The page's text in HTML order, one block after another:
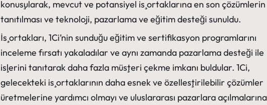
konuşularak, mevcut ve potansiyel iş ortaklarına en son çözümlerin
tanıtılması ve teknoloji, pazarlama ve eğitim desteği sunuldu.
İş ortakları, 1Ci’nin sunduğu eğitim ve sertifikasyon programlarını
inceleme fırsatı yakaladılar ve aynı zamanda pazarlama desteği ile
işlerini tanıtarak daha fazla müşteri çekme imkanı buldular. 1Ci,
gelecekteki iş ortaklarının daha esnek ve özelleştirilebilir çözümler
üretmelerine yardımcı olmayı ve uluslararası pazarlara açılmalarına